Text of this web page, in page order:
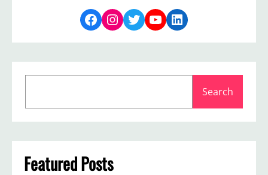
Facebook Instagram Twitter YouTube LinkedIn
a
r
c
h
Search
Featured Posts